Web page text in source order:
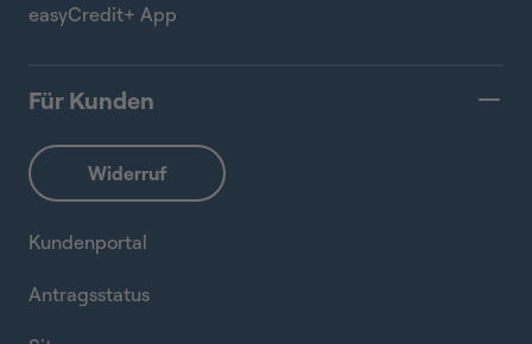
easyCredit+ App
Für Kunden
Kundenportal
Antragsstatus